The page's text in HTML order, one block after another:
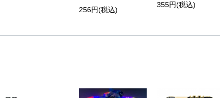
256円(税込)
355円(税込)